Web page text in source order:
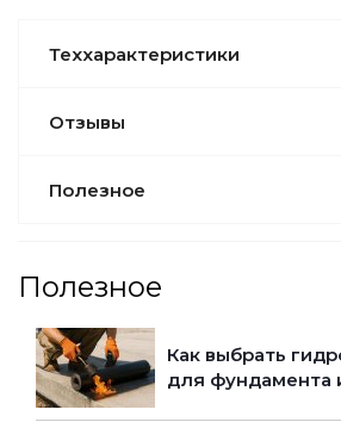
Теххарактеристики
Отзывы
Полезное
Полезное
Как выбрать
для фундамента